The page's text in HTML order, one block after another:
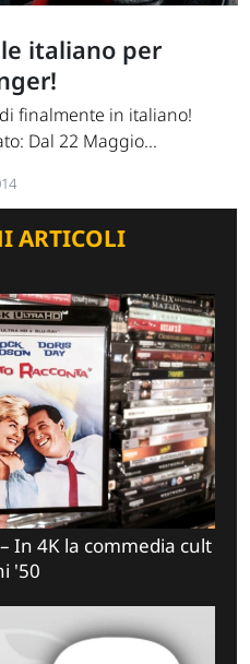
italiano per
finalmente in italiano!
Dal 22 Maggio...
ARTICOLI
In 4K la commedia cult
'50